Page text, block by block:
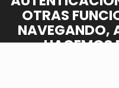
OTRAS
NAVEGANDO,
HACEMOS